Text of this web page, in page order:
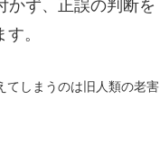
かず、正誤の判断を
。
てしまうのは旧人類の老害